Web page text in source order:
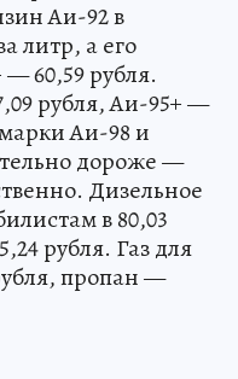
Аи-92 в
литр, а его
60,59 рубля.
рубля, Аи-95+ —
Аи-98 и
дороже —
Дизельное
в 80,03
рубля. Газ для
пропан —